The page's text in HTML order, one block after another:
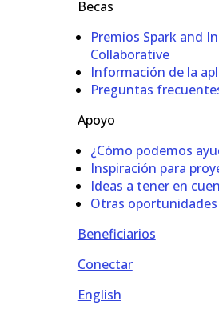
Becas
Premios Spark and
Collaborative
Información de la
Preguntas
Apoyo
¿Cómo podemos
Inspiración para
Ideas a tener en
Otras oportunidades
Beneficiarios
Conectar
English